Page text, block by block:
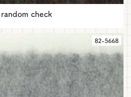
check
82-5668